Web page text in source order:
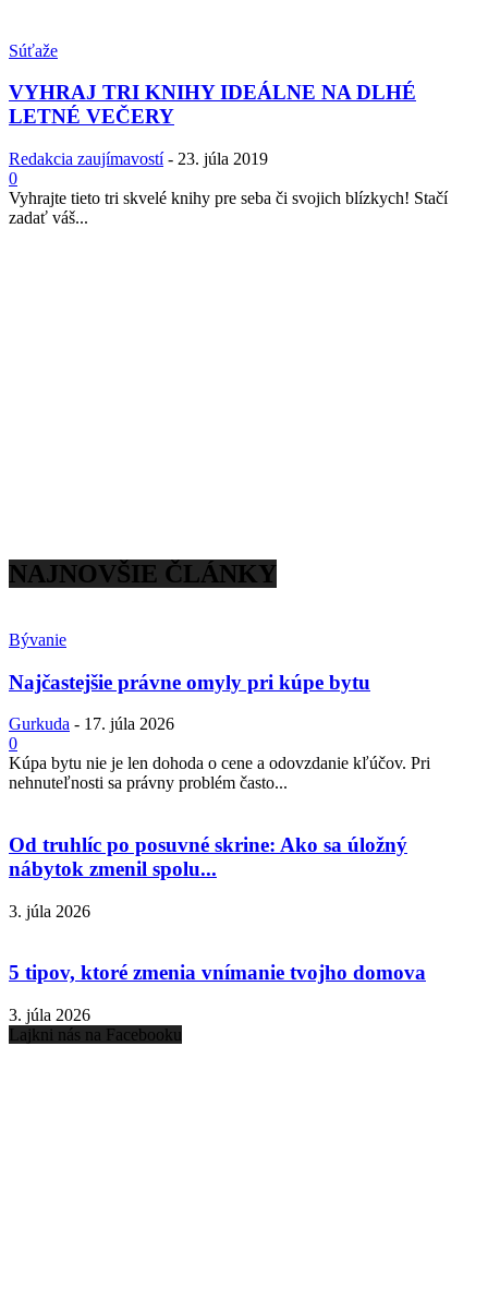
Súťaže
VYHRAJ TRI KNIHY IDEÁLNE NA DLHÉ
LETNÉ VEČERY
Redakcia zaujímavostí - 23. júla 2019
0
Vyhrajte tieto tri skvelé knihy pre seba či svojich blízkych! Stačí
zadať váš...
NAJNOVŠIE ČLÁNKY
Bývanie
Najčastejšie právne omyly pri kúpe bytu
Gurkuda - 17. júla 2026
0
Kúpa bytu nie je len dohoda o cene a odovzdanie kľúčov. Pri
nehnuteľnosti sa právny problém často...
Od truhlíc po posuvné skrine: Ako sa úložný
nábytok zmenil spolu...
3. júla 2026
5 tipov, ktoré zmenia vnímanie tvojho domova
3. júla 2026
Lajkni nás na Facebooku